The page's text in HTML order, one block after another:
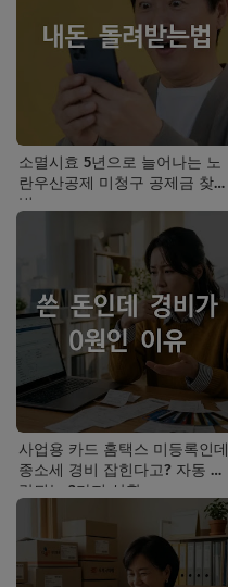
소멸시효 5년으로 늘어나는 노
란우산공제 미청구 공제금 찾는
법
사업용 카드 홈택스 미등록인데
종소세 경비 잡힌다고? 자동 누
락되는 3가지 상황